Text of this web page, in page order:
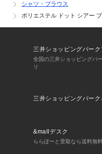
シャツ・ブラウス
ポリエステル ドット シアー
三井ショッピングパーク
全国の三井ショッピングパ
リ
三井ショッピングパーク
&mallデスク
ららぽーと受取なら送料無